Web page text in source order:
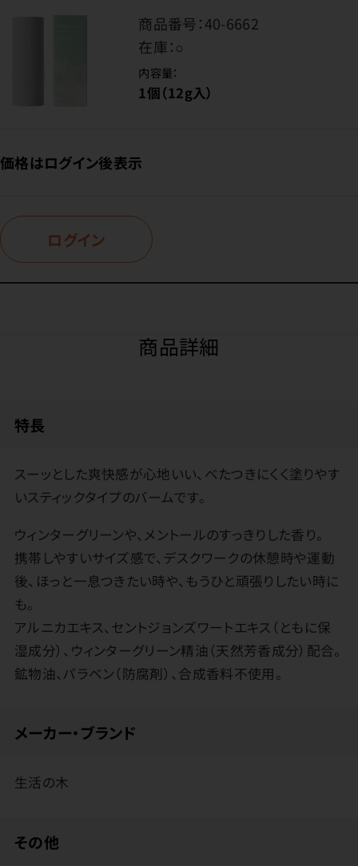
商品番号：40-6662
在庫：○
内容量：
1個（12g入）
価格はログイン後表示
ログイン
商品詳細
特長
スーッとした爽快感が心地いい、べたつきにくく塗りやす
いスティックタイプのバームです。
ウィンターグリーンや、メントールのすっきりした香り。
携帯しやすいサイズ感で、デスクワークの休憩時や運動
後、ほっと一息つきたい時や、もうひと頑張りしたい時に
も。
アルニカエキス、セントジョンズワートエキス（ともに保
湿成分）、ウィンターグリーン精油（天然芳香成分）配合。
鉱物油、パラベン（防腐剤）、合成香料不使用。
メーカー・ブランド
生活の木
その他